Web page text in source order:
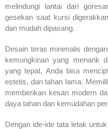
melindungi lantai dari
gesekan saat kursi
dan mudah dipasang.
Desain teras minimalis
kemungkinan yang menarik
yang tepat, Anda bisa
estetis, dan tahan lama.
memberikan kesan modern
daya tahan dan kemudahan
Dengan ide-ide tata letak